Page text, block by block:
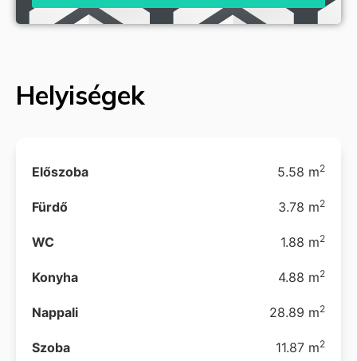
Helyiségek
Előszoba 5.58 m2
Fürdő 3.78 m2
WC 1.88 m2
Konyha 4.88 m2
Nappali 28.89 m2
Szoba 11.87 m2